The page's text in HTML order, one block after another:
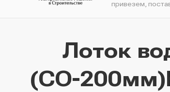
привезем,
Лоток
(СО-